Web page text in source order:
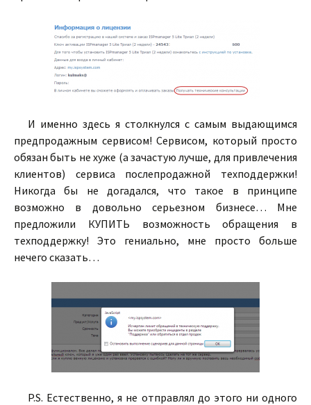
И именно здесь я столкнулся с самым выдающимся
предпродажным сервисом! Сервисом, который просто
обязан быть не хуже (а зачастую лучше, для привлечения
клиентов) сервиса послепродажной техподдержки!
Никогда бы не догадался, что такое в принципе
возможно в довольно серьезном бизнесе… Мне
предложили КУПИТЬ возможность обращения в
техподдержку! Это гениально, мне просто больше
нечего сказать…
P.S. Естественно, я не отправлял до этого ни одного